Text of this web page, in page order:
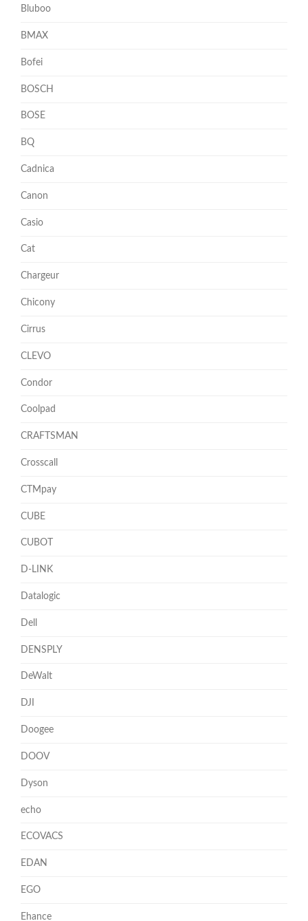
Bluboo
BMAX
Bofei
BOSCH
BOSE
BQ
Cadnica
Canon
Casio
Cat
Chargeur
Chicony
Cirrus
CLEVO
Condor
Coolpad
CRAFTSMAN
Crosscall
CTMpay
CUBE
CUBOT
D-LINK
Datalogic
Dell
DENSPLY
DeWalt
DJI
Doogee
DOOV
Dyson
echo
ECOVACS
EDAN
EGO
Ehance